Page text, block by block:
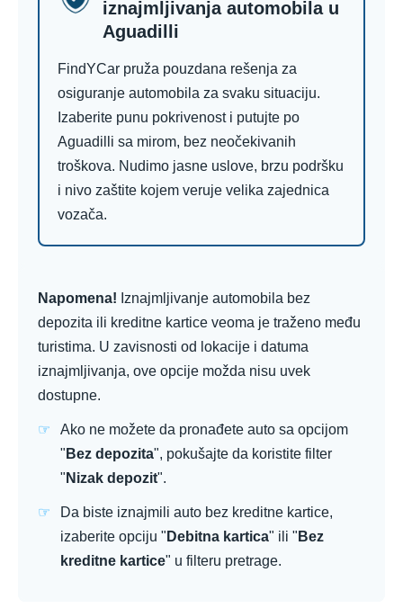
iznajmljivanja automobila u
Aguadilli
FindYCar pruža pouzdana rešenja za
osiguranje automobila za svaku situaciju.
Izaberite punu pokrivenost i putujte po
Aguadilli sa mirom, bez neočekivanih
troškova. Nudimo jasne uslove, brzu podršku
i nivo zaštite kojem veruje velika zajednica
vozača.
Napomena! Iznajmljivanje automobila bez
depozita ili kreditne kartice veoma je traženo među
turistima. U zavisnosti od lokacije i datuma
iznajmljivanja, ove opcije možda nisu uvek
dostupne.
Ako ne možete da pronađete auto sa opcijom
" Bez depozita", pokušajte da koristite filter
" Nizak depozit".
Da biste iznajmili auto bez kreditne kartice,
izaberite opciju " Debitna kartica" ili " Bez
kreditne kartice" u filteru pretrage.